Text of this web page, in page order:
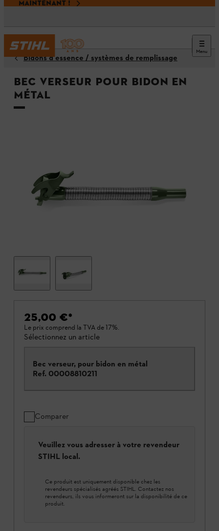
MAINTENANT !
Menu
Bidons d'essence / systèmes de remplissage
Bec verseur pour bidon en
métal
25,00 €*
Le prix comprend la TVA de 17%.
Sélectionnez un article
Bec verseur, pour bidon en métal
Ref. 00008810211
Comparer
Veuillez vous adresser à votre revendeur
STIHL local.
Ce produit est uniquement disponible chez les
revendeurs spécialisés agréés STIHL. Contactez nos
revendeurs, ils vous informeront sur la disponibilité de ce
produit.